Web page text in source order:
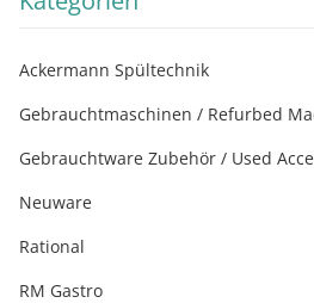
Ackermann Spültechnik
Gebrauchtmaschinen / Refurbed
Gebrauchtware Zubehör / Used
Neuware
Rational
RM Gastro